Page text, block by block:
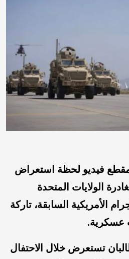
فيديو لحظة استعراض
الولايات المتحدة
الأمريكية السابقة، تاركة
عسكرية.
تستعرض خلال الاحتفال